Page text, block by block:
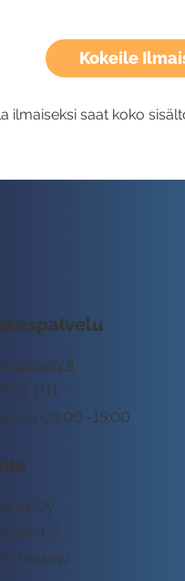
Kokeile
ilmaiseksi saat koko
klo 09:00 -15:00
1111
Oy
3-5
Helsinki